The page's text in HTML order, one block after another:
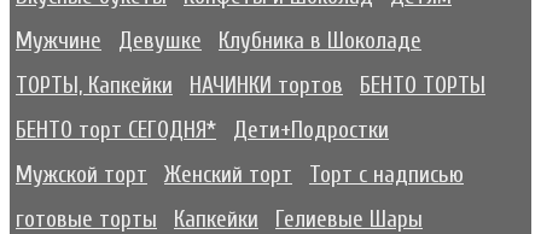
Мужчине
Девушке
Клубника в Шоколаде
ТОРТЫ, Капкейки
НАЧИНКИ тортов
БЕНТО ТОРТЫ
БЕНТО торт СЕГОДНЯ*
Дети+Подростки
Мужской торт
Женский торт
Торт с надписью
готовые торты
Капкейки
Гелиевые Шары